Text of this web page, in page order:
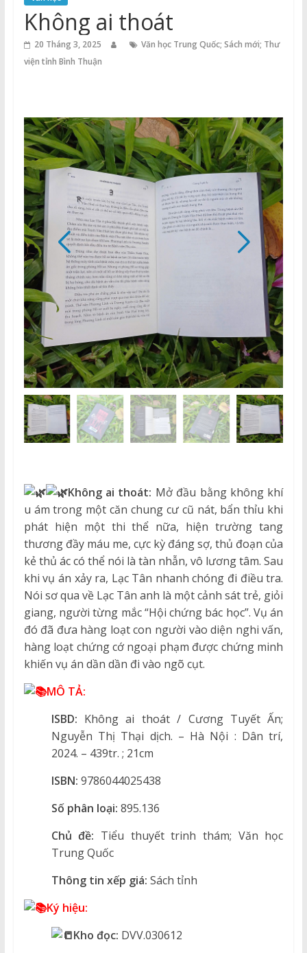
Thuận
Cổng
Vào
Không ai thoát
20 Tháng 3, 2025
Văn học Trung Quốc; Sách mới; Thư
viện tỉnh Bình Thuận
Không ai thoát: Mở đầu bằng không khí
u ám trong một căn chung cư cũ nát, bẩn thỉu khi
phát hiện một thi thể nữa, hiện trường tang
thương đầy máu me, cực kỳ đáng sợ, thủ đoạn của
kẻ thủ ác có thể nói là tàn nhẫn, vô lương tâm. Sau
khi vụ án xảy ra, Lạc Tân nhanh chóng đi điều tra.
Nói sơ qua về Lạc Tân anh là một cảnh sát trẻ, giỏi
giang, người từng mắc “Hội chứng bác học”. Vụ án
đó đã đưa hàng loạt con người vào diện nghi vấn,
hàng loạt chứng cớ ngoại phạm được chứng minh
khiến vụ án dần dần đi vào ngõ cụt.
MÔ TẢ:
ISBD: Không ai thoát / Cương Tuyết Ấn;
Nguyễn Thị Thại dịch. – Hà Nội : Dân trí,
2024. – 439tr. ; 21cm
ISBN: 9786044025438
Số phân loại: 895.136
Chủ đề: Tiểu thuyết trinh thám; Văn học
Trung Quốc
Thông tin xếp giá: Sách tỉnh
Ký hiệu:
Kho đọc: DVV.030612